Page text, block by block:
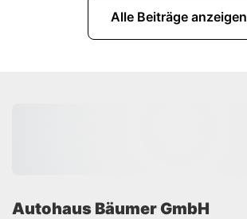
Alle Beiträge anzeigen
Autohaus Bäumer GmbH